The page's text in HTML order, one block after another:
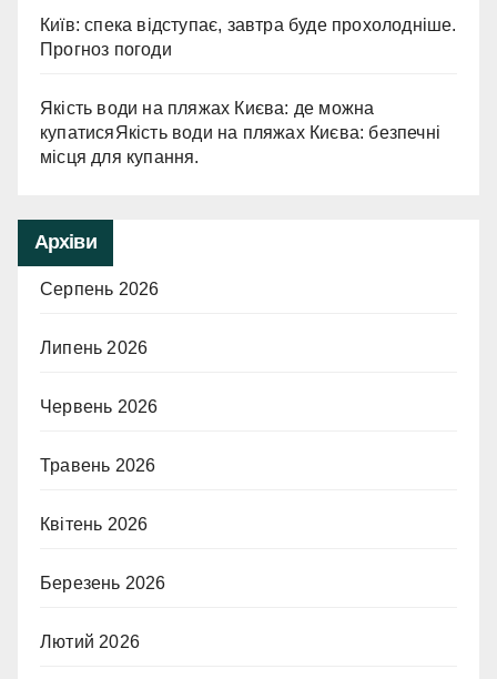
Київ: спека відступає, завтра буде прохолодніше.
Прогноз погоди
Якість води на пляжах Києва: де можна
купатисяЯкість води на пляжах Києва: безпечні
місця для купання.
Архіви
Серпень 2026
Липень 2026
Червень 2026
Травень 2026
Квітень 2026
Березень 2026
Лютий 2026